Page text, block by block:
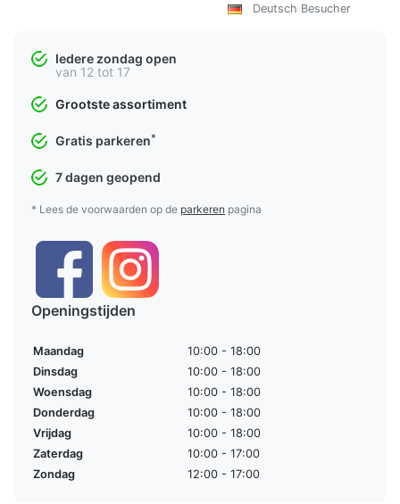
Deutsch Besucher
Iedere zondag open
van 12 tot 17
Grootste assortiment
Gratis parkeren*
7 dagen geopend
* Lees de voorwaarden op de parkeren pagina
Openingstijden
Maandag
10:00 - 18:00
Dinsdag
10:00 - 18:00
Woensdag
10:00 - 18:00
Donderdag
10:00 - 18:00
Vrijdag
10:00 - 18:00
Zaterdag
10:00 - 17:00
Zondag
12:00 - 17:00